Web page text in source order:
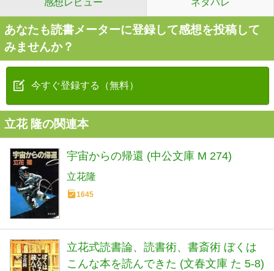
感想レビュー ネタバレ
あなたも読書メーターに登録して感想を投稿して
みませんか？
今すぐ登録する（無料）
立花 隆の関連本
宇宙からの帰還 (中公文庫 M 274)
立花隆
1645
立花式読書論、読書術、書斎術 ぼくは
こんな本を読んできた (文春文庫 た 5-8)